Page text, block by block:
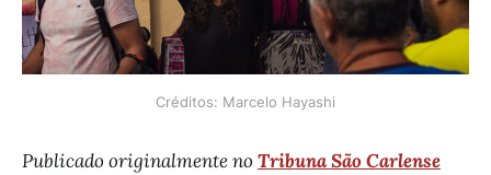
Créditos: Marcelo Hayashi
Publicado originalmente no Tribuna São Carlense